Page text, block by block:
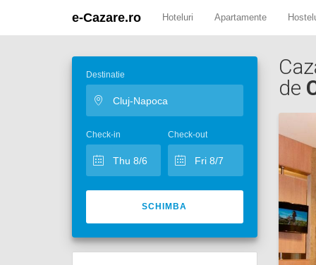
e-Cazare.ro Hoteluri Apartamente
Destinatie
Check-in Check-out
SCHIMBA
de